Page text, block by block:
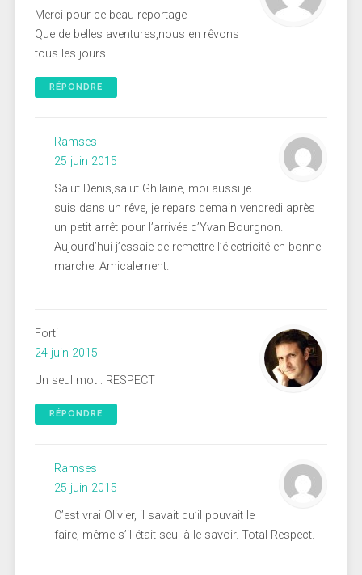
Merci pour ce beau reportage
Que de belles aventures,nous en rêvons
tous les jours.
RÉPONDRE
Ramses
25 juin 2015
Salut Denis,salut Ghilaine, moi aussi je
suis dans un rêve, je repars demain vendredi après
un petit arrêt pour l’arrivée d’Yvan Bourgnon.
Aujourd’hui j’essaie de remettre l’électricité en bonne
marche. Amicalement.
Forti
24 juin 2015
Un seul mot : RESPECT
RÉPONDRE
Ramses
25 juin 2015
C’est vrai Olivier, il savait qu’il pouvait le
faire, même s’il était seul à le savoir. Total Respect.